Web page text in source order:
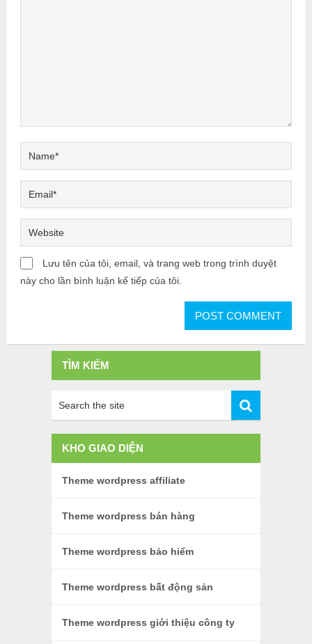
Lưu tên của tôi, email, và trang web trong trình duyệt
này cho lần bình luận kế tiếp của tôi.
TÌM KIẾM
KHO GIAO DIỆN
Theme wordpress affiliate
Theme wordpress bán hàng
Theme wordpress bảo hiểm
Theme wordpress bất động sản
Theme wordpress giới thiệu công ty